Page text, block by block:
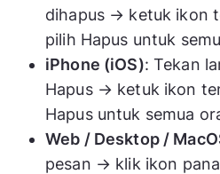
dihapus → ketuk ikon
pilih Hapus untuk
iPhone (iOS): Tekan
Hapus → ketuk ikon
Hapus untuk semua
Web / Desktop /
pesan → klik ikon